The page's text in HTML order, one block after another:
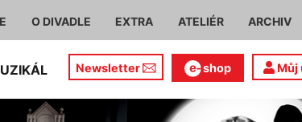
O DIVADLE EXTRA ATELIÉR ARCHIV
Newsletter shop Můj